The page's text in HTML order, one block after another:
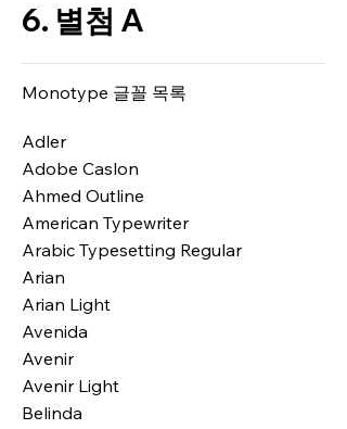
6. 별첨 A
Monotype 글꼴 목록
Adler
Adobe Caslon
Ahmed Outline
American Typewriter
Arabic Typesetting Regular
Arian
Arian Light
Avenida
Avenir
Avenir Light
Belinda